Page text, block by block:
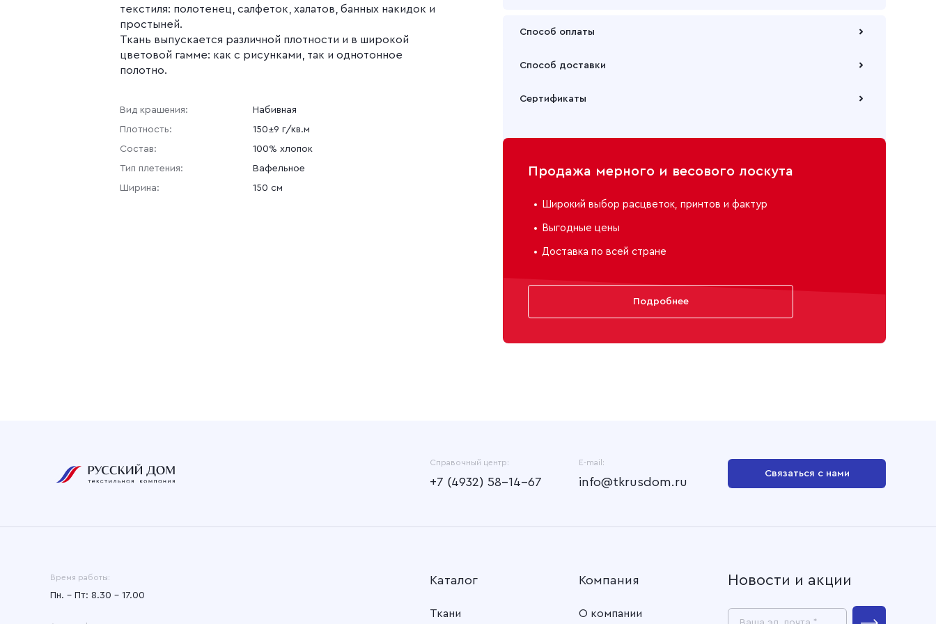
текстиля: полотенец, салфеток, халатов, банных накидок и
простыней.
Ткань выпускается различной плотности и в широкой
цветовой гамме: как с рисунками, так и однотонное
полотно.
Вид крашения:
Набивная
Плотность:
150±9 г/кв.м
Состав:
100% хлопок
Тип плетения:
Вафельное
Ширина:
150 см
Способ оплаты
Способ доставки
или через транспортную компанию на Ваш выбор
Сертификаты
Продажа мерного и весового лоскута
Широкий выбор расцветок, принтов и фактур
Выгодные цены
Доставка по всей стране
Подробнее
Справочный центр:
+7 (4932) 58-14-67
E-mail:
info@tkrusdom.ru
Связаться с нами
Время работы:
Пн. – Пт: 8.30 – 17.00
Каталог
Ткани
Компания
О компании
Новости и акции